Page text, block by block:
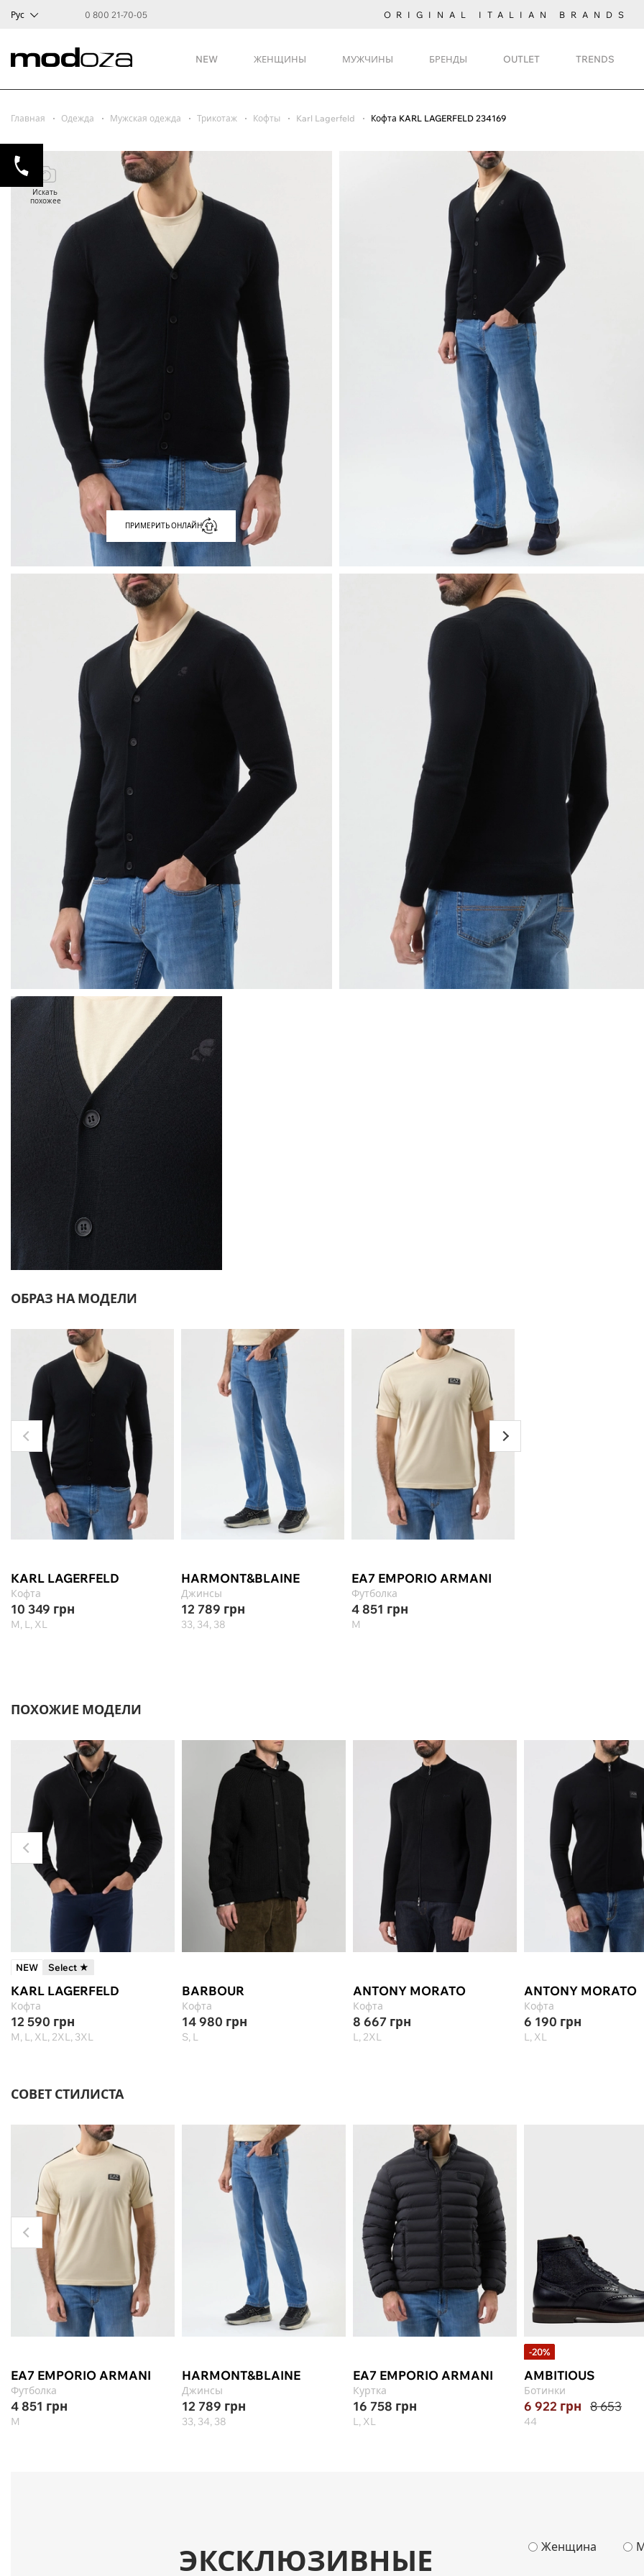
Рус 0 800 21-70-05 ORIGINAL ITALIAN BRANDS
NEW ЖЕНЩИНЫ МУЖЧИНЫ БРЕНДЫ OUTLET TRENDS
Главная Одежда Мужская одежда Трикотаж Кофты Karl Lagerfeld Кофта KARL LAGERFELD 234169
Искать
похожее
ПРИМЕРИТЬ ОНЛАЙН
ОБРАЗ НА МОДЕЛИ
KARL LAGERFELD
Кофта
10 349 грн
M, L, XL
HARMONT&BLAINE
Джинсы
12 789 грн
33, 34, 38
EA7 EMPORIO ARMANI
Футболка
4 851 грн
M
ПОХОЖИЕ МОДЕЛИ
NEW Select ★
KARL LAGERFELD
Кофта
12 590 грн
M, L, XL, 2XL, 3XL
BARBOUR
Кофта
14 980 грн
S, L
ANTONY MORATO
Кофта
8 667 грн
L, 2XL
ANTONY MORATO
Кофта
6 190 грн
L, XL
СОВЕТ СТИЛИСТА
EA7 EMPORIO ARMANI
Футболка
4 851 грн
M
HARMONT&BLAINE
Джинсы
12 789 грн
33, 34, 38
EA7 EMPORIO ARMANI
Куртка
16 758 грн
L, XL
-20%
AMBITIOUS
Ботинки
6 922 грн 8 653
44
ЭКСКЛЮЗИВНЫЕ Женщина